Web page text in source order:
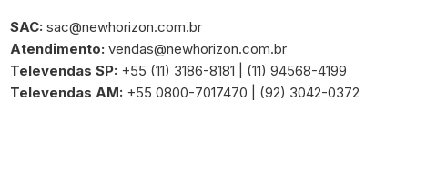
SAC: sac@newhorizon.com.br
Atendimento: vendas@newhorizon.com.br
Televendas SP: +55 (11) 3186-8181 | (11) 94568-4199
Televendas AM: +55 0800-7017470 | (92) 3042-0372